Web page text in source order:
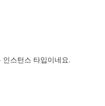
스턴스 타입이네요.